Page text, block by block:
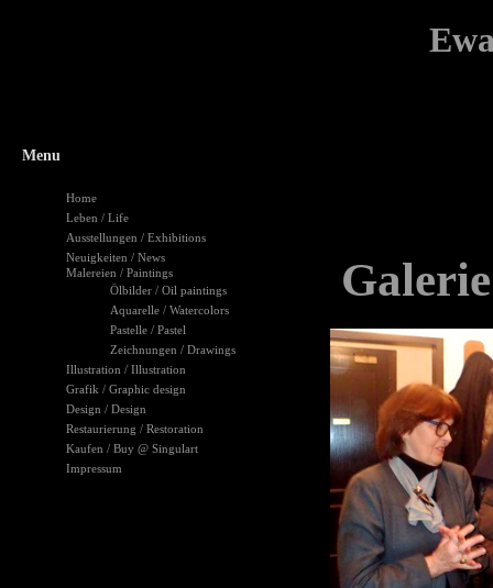
Menu
Home
Leben / Life
Ausstellungen / Exhibitions
Neuigkeiten / News
Malereien / Paintings
Ölbilder / Oil paintings
Aquarelle / Watercolors
Pastelle / Pastel
Zeichnungen / Drawings
Illustration / Illustration
Grafik / Graphic design
Design / Design
Restaurierung / Restoration
Kaufen / Buy @ Singulart
Impressum